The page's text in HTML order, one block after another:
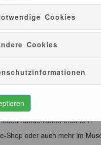
Cookies
Cookies
CD-
Leipzig.
Kundenkonto eröffnen?
Shop oder auch mehr im